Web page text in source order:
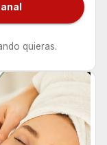
quieras.